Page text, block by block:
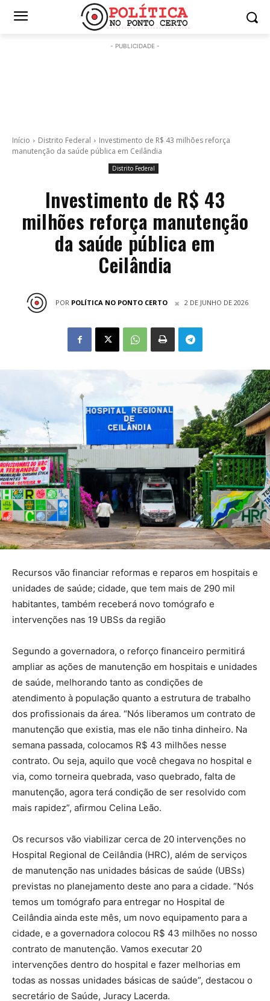
- PUBLICIDADE -
Início Distrito Federal
Investimento de R$ 43 milhões reforça
manutenção da saúde pública em Ceilândia
Distrito Federal
Investimento de R$ 43
milhões reforça manutenção
da saúde pública em
Ceilândia
POR POLÍTICA NO PONTO CERTO 2 DE JUNHO DE 2026
Recursos vão financiar reformas e reparos em hospitais e
unidades de saúde; cidade, que tem mais de 290 mil
habitantes, também receberá novo tomógrafo e
intervenções nas 19 UBSs da região
Segundo a governadora, o reforço financeiro permitirá
ampliar as ações de manutenção em hospitais e unidades
de saúde, melhorando tanto as condições de
atendimento à população quanto a estrutura de trabalho
dos profissionais da área. “Nós liberamos um contrato de
manutenção que existia, mas ele não tinha dinheiro. Na
semana passada, colocamos R$ 43 milhões nesse
contrato. Ou seja, aquilo que você chegava no hospital e
via, como torneira quebrada, vaso quebrado, falta de
manutenção, agora terá condição de ser resolvido com
mais rapidez”, afirmou Celina Leão.
Os recursos vão viabilizar cerca de 20 intervenções no
Hospital Regional de Ceilândia (HRC), além de serviços
de manutenção nas unidades básicas de saúde (UBSs)
previstas no planejamento deste ano para a cidade. “Nós
temos um tomógrafo para entregar no Hospital de
Ceilândia ainda este mês, um novo equipamento para a
cidade, e a governadora colocou R$ 43 milhões no nosso
contrato de manutenção. Vamos executar 20
intervenções dentro do hospital e fazer melhorias em
todas as nossas unidades básicas de saúde”, destacou o
secretário de Saúde, Juracy Lacerda.